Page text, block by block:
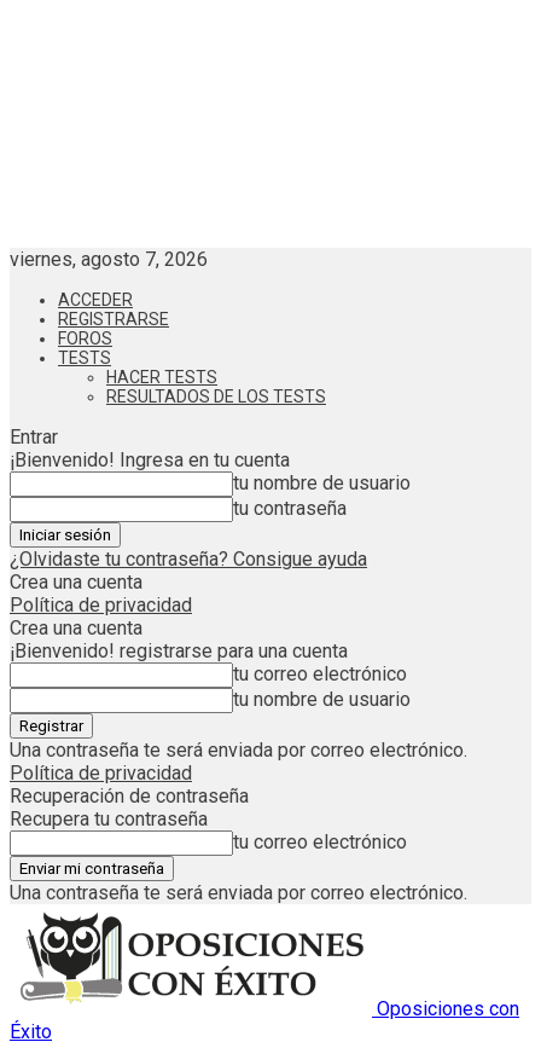
viernes, agosto 7, 2026
ACCEDER
REGISTRARSE
FOROS
TESTS
HACER TESTS
RESULTADOS DE LOS TESTS
Entrar
¡Bienvenido! Ingresa en tu cuenta
tu nombre de usuario
tu contraseña
¿Olvidaste tu contraseña? Consigue ayuda
Crea una cuenta
Política de privacidad
Crea una cuenta
¡Bienvenido! registrarse para una cuenta
tu correo electrónico
tu nombre de usuario
Una contraseña te será enviada por correo electrónico.
Política de privacidad
Recuperación de contraseña
Recupera tu contraseña
tu correo electrónico
Una contraseña te será enviada por correo electrónico.
Oposiciones con
Éxito